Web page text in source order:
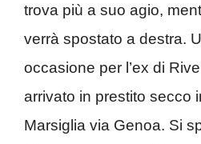
trova più a suo agio,
verrà spostato a destra.
occasione per l’ex di
arrivato in prestito secco
Marsiglia via Genoa. Si